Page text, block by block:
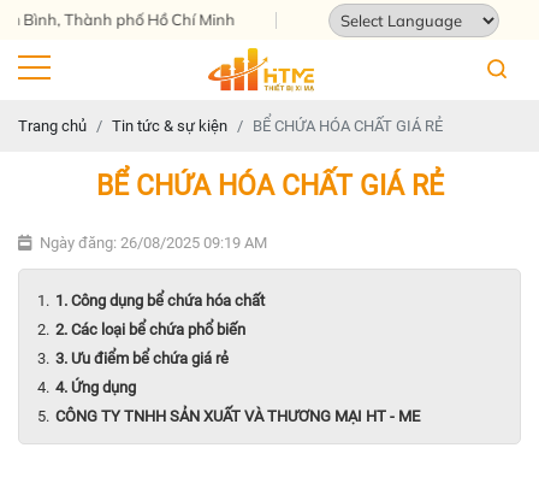
phố Hồ Chí Minh
Trang chủ Tin tức & sự kiện BỂ CHỨA HÓA CHẤT GIÁ RẺ
BỂ CHỨA HÓA CHẤT GIÁ RẺ
Ngày đăng: 26/08/2025 09:19 AM
1. Công dụng bể chứa hóa chất
2. Các loại bể chứa phổ biến
3. Ưu điểm bể chứa giá rẻ
4. Ứng dụng
CÔNG TY TNHH SẢN XUẤT VÀ THƯƠNG MẠI HT - ME